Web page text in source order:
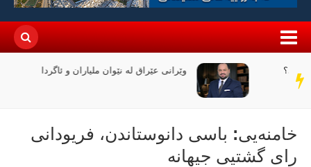
سەر
دێڕ
وێرانی عێراق لە نێوان ملیاران و ئاگردا
خامنەیی: باسی دانوستاندن، فریودانی
رای گشتیی جیهانە